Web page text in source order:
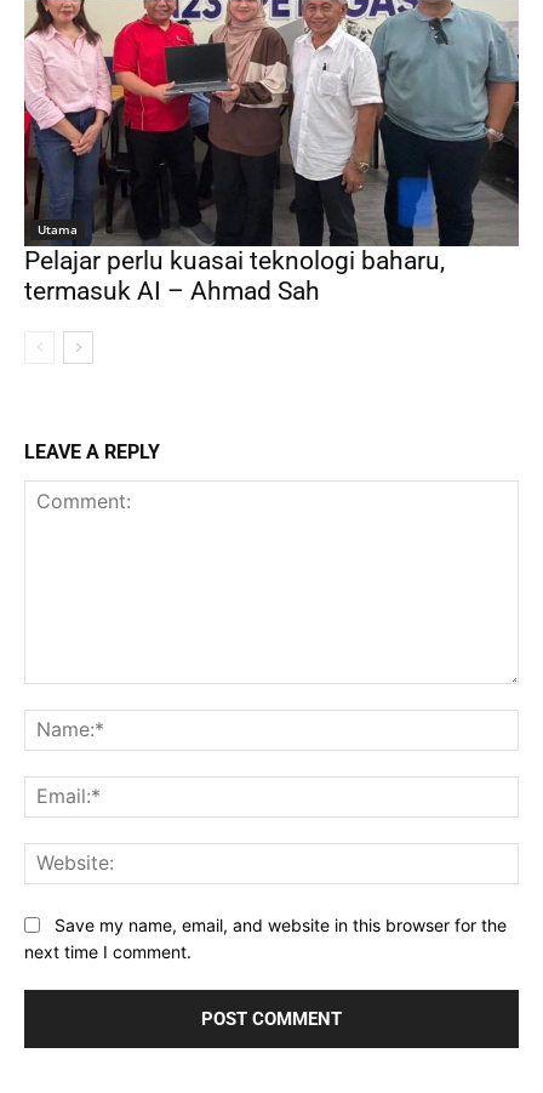
Utama
Pelajar perlu kuasai teknologi baharu,
termasuk AI – Ahmad Sah
LEAVE A REPLY
Save my name, email, and website in this browser for the
next time I comment.